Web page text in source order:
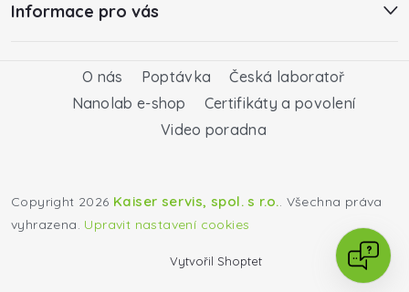
Informace pro vás
O nás Poptávka
Česká laboratoř
Nanolab e-shop
Certifikáty a povolení
Video poradna
Vytvořil Shoptet
Copyright 2026 Kaiser servis, spol. s r.o.. Všechna práva
vyhrazena. Upravit nastavení cookies